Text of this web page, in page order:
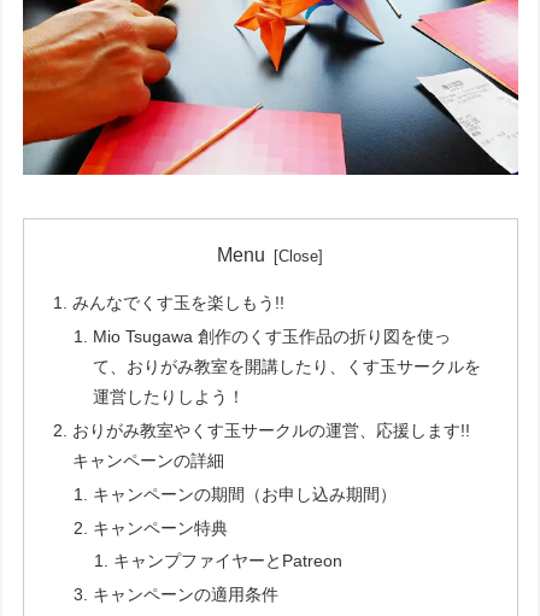
Menu
みんなでくす玉を楽しもう!!
Mio Tsugawa 創作のくす玉作品の折り図を使っ
て、おりがみ教室を開講したり、くす玉サークルを
運営したりしよう！
おりがみ教室やくす玉サークルの運営、応援します!!
キャンペーンの詳細
キャンペーンの期間（お申し込み期間）
キャンペーン特典
キャンプファイヤーとPatreon
キャンペーンの適用条件